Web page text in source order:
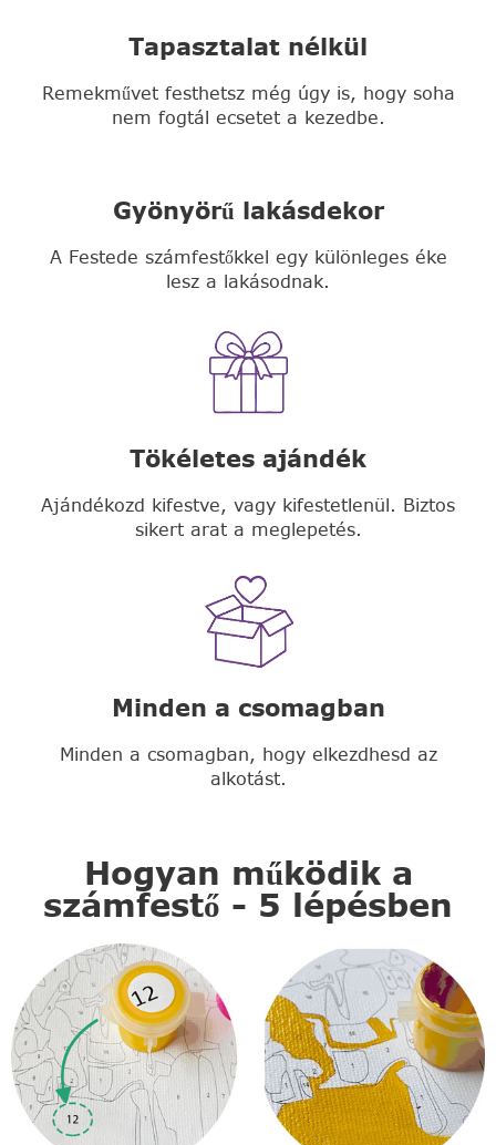
Tapasztalat nélkül
Remekművet festhetsz még úgy is, hogy soha
nem fogtál ecsetet a kezedbe.
Gyönyörű lakásdekor
A Festede számfestőkkel egy különleges éke
lesz a lakásodnak.
Tökéletes ajándék
Ajándékozd kifestve, vagy kifestetlenül. Biztos
sikert arat a meglepetés.
Minden a csomagban
Minden a csomagban, hogy elkezdhesd az
alkotást.
Hogyan működik a
számfestő - 5 lépésben